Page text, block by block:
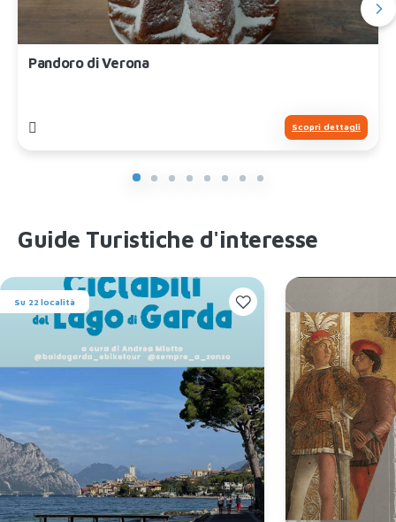
Pandoro di Verona
Scopri dettagli
Guide Turistiche d'interesse
Su 22 località